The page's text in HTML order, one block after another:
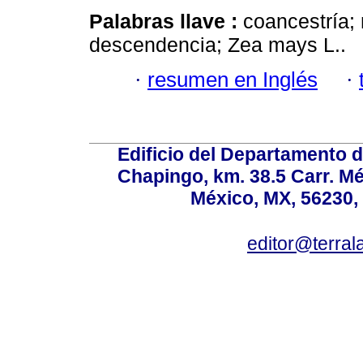
Palabras llave : coancestría;
descendencia; Zea mays L..
· resumen en Inglés ·
Edificio del Departamento
Chapingo, km. 38.5 Carr.
México, MX,